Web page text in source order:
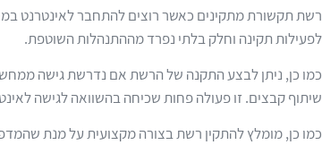
רשת תקשורת מתקינים כאשר רוצים להתחבר לאינטרנט
לפעילות תקינה וחלק בלתי נפרד מההתנהלות השוטפת.
כמו כן, ניתן לבצע התקנה של הרשת אם נדרשת גישה
שיתוף קבצים. זו פעולה פחות שכיחה בהשוואה לגישה
כמו כן, מומלץ להתקין רשת בצורה מקצועית על מנת